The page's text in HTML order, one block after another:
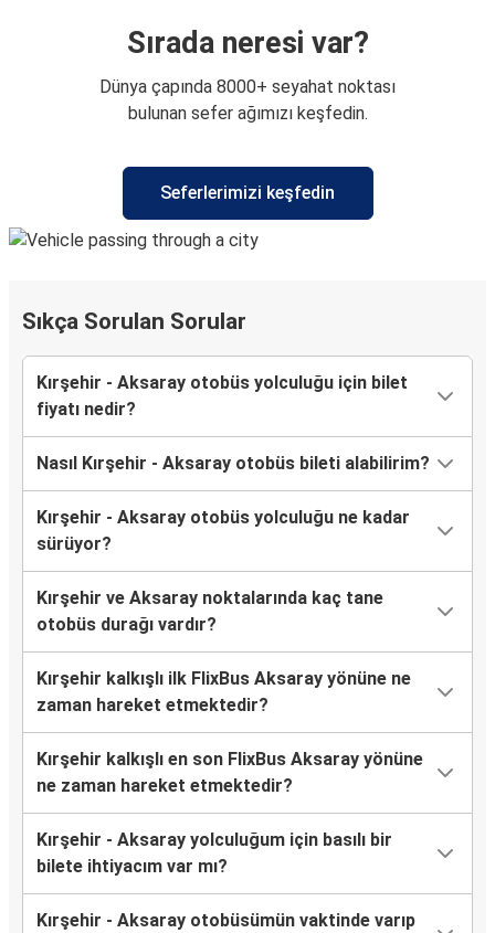
Sırada neresi var?
Dünya çapında 8000+ seyahat noktası
bulunan sefer ağımızı keşfedin.
Seferlerimizi keşfedin
Sıkça Sorulan Sorular
Kırşehir - Aksaray otobüs yolculuğu için bilet
fiyatı nedir?
Nasıl Kırşehir - Aksaray otobüs bileti alabilirim?
Kırşehir - Aksaray otobüs yolculuğu ne kadar
sürüyor?
Kırşehir ve Aksaray noktalarında kaç tane
otobüs durağı vardır?
Kırşehir kalkışlı ilk FlixBus Aksaray yönüne ne
zaman hareket etmektedir?
Kırşehir kalkışlı en son FlixBus Aksaray yönüne
ne zaman hareket etmektedir?
Kırşehir - Aksaray yolculuğum için basılı bir
bilete ihtiyacım var mı?
Kırşehir - Aksaray otobüsümün vaktinde varıp